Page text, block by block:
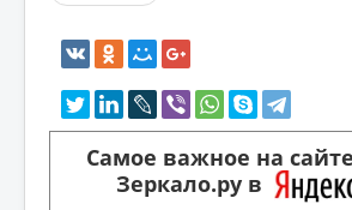
Самое важное на
Зеркало.ру в